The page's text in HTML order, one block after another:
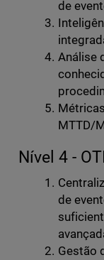
de
Análise
MTTD/
Nível 4 -
de
Gestão